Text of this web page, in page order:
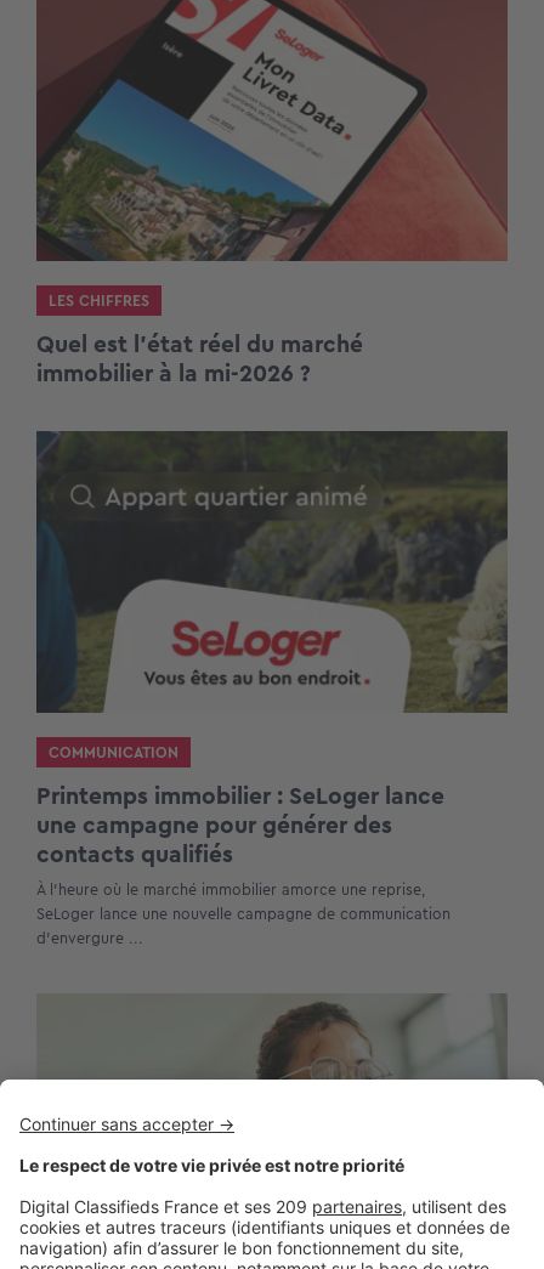
LES CHIFFRES
Quel est l’état réel du marché
immobilier à la mi-2026 ?
COMMUNICATION
Printemps immobilier : SeLoger lance
une campagne pour générer des
contacts qualifiés
À l’heure où le marché immobilier amorce une reprise,
SeLoger lance une nouvelle campagne de communication
d’envergure ...